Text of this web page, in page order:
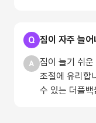
짐이 자주 늘
짐이 늘기 쉬
조절에 유리합
수 있는 더플